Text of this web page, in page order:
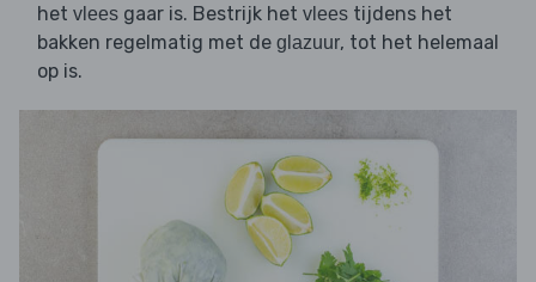
het vlees gaar is. Bestrijk het vlees tijdens het
bakken regelmatig met de glazuur, tot het helemaal
op is.